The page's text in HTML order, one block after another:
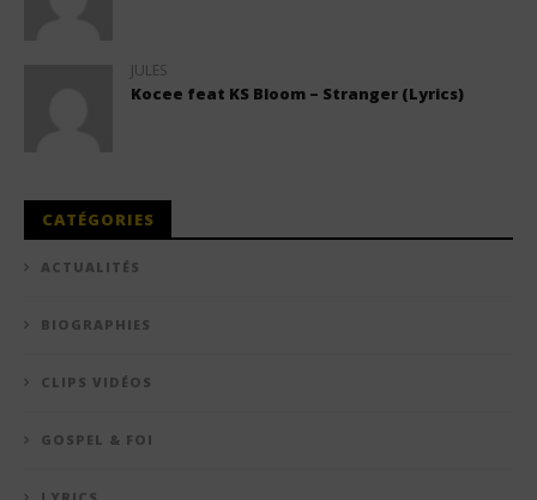
JULES
Kocee feat KS Bloom – Stranger (Lyrics)
CATÉGORIES
ACTUALITÉS
BIOGRAPHIES
CLIPS VIDÉOS
GOSPEL & FOI